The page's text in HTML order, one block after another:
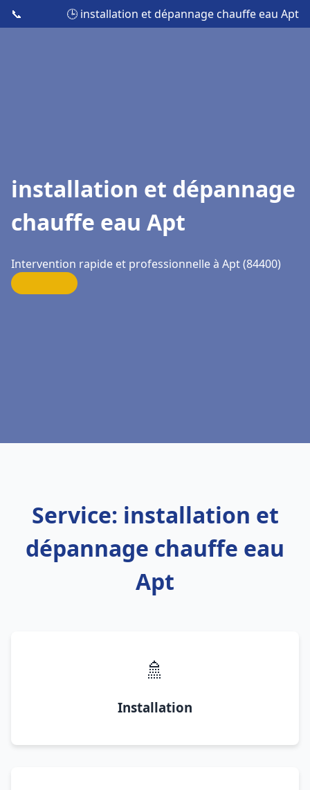
📞 🕒 installation et dépannage chauffe eau Apt
installation et dépannage
chauffe eau Apt
Intervention rapide et professionnelle à Apt (84400)
Service: installation et
dépannage chauffe eau
Apt
🚿
Installation